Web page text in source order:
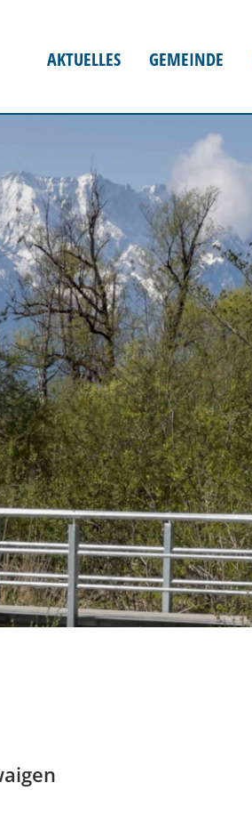
AKTUELLES GEMEINDE